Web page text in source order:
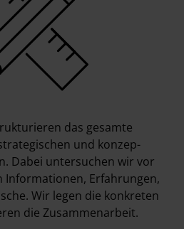
das gesamte
und konzep­
Dabei untersuchen wir vor
Informationen, Erfahrungen,
Wir legen die konkreten
die Zusammenarbeit.